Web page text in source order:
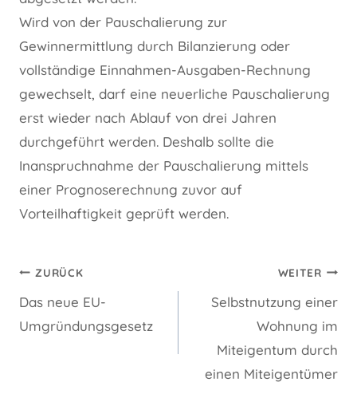
Wird von der Pauschalierung zur
Gewinnermittlung durch Bilanzierung oder
vollständige Einnahmen-Ausgaben-Rechnung
gewechselt, darf eine neuerliche Pauschalierung
erst wieder nach Ablauf von drei Jahren
durchgeführt werden. Deshalb sollte die
Inanspruchnahme der Pauschalierung mittels
einer Prognoserechnung zuvor auf
Vorteilhaftigkeit geprüft werden.
Beitragsnavigation
ZURÜCK
Das neue EU-
Umgründungsgesetz
WEITER
Selbstnutzung einer
Wohnung im
Miteigentum durch
einen Miteigentümer